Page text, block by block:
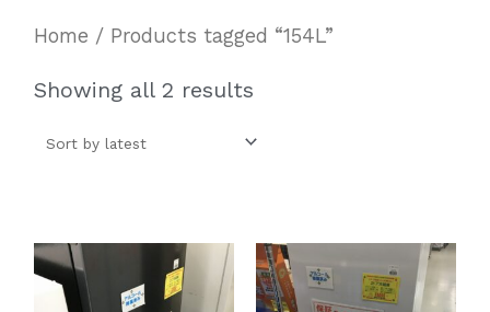
Home / Products tagged “154L”
Showing all 2 results